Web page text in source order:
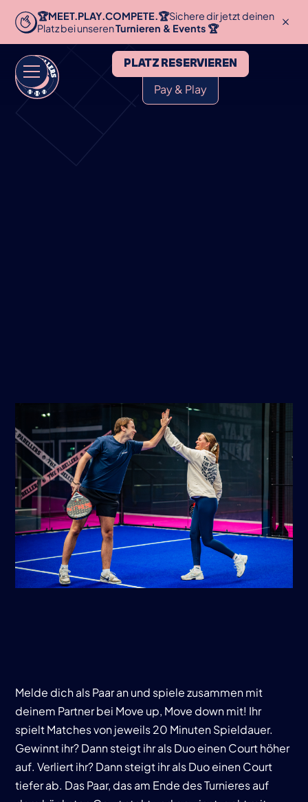
🏆MEET.PLAY.COMPETE.🏆Sichere dir jetzt deinen
Platz bei unserenTurnieren & Events 🏆
PLATZ RESERVIEREN
Pay & Play
Melde dich als Paar an und spiele zusammen mit
deinem Partner bei Move up, Move down mit! Ihr
spielt Matches von jeweils 20 Minuten Spieldauer.
Gewinnt ihr? Dann steigt ihr als Duo einen Court höher
auf. Verliert ihr? Dann steigt ihr als Duo einen Court
tiefer ab. Das Paar, das am Ende des Turnieres auf